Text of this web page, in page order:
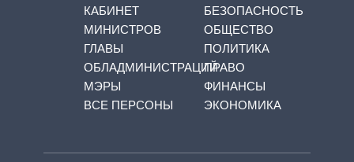
КАБИНЕТ
МИНИСТРОВ
ГЛАВЫ
ОБЛАДМИНИСТРАЦИЙ
МЭРЫ
ВСЕ ПЕРСОНЫ
БЕЗОПАСНОСТЬ
ОБЩЕСТВО
ПОЛИТИКА
ПРАВО
ФИНАНСЫ
ЭКОНОМИКА